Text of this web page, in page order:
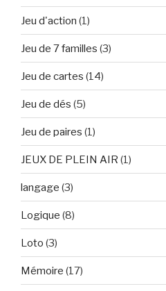
Jeu d'action (1)
Jeu de 7 familles (3)
Jeu de cartes (14)
Jeu de dés (5)
Jeu de paires (1)
JEUX DE PLEIN AIR (1)
langage (3)
Logique (8)
Loto (3)
Mémoire (17)